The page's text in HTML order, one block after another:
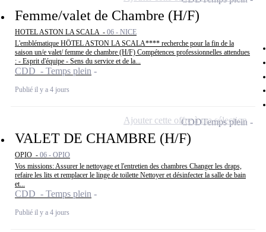
Femme/valet de Chambre (H/F)
HOTEL ASTON LA SCALA - 06 - NICE
L'emblématique HÖTEL ASTON LA SCALA**** recherche pour la fin de la
saison un/e valet/ femme de chambre (H/F) Compétences professionnelles attendues
: - Esprit d'équipe - Sens du service et de la...
CDD - Temps plein
Publié il y a 4 jours
VALET DE CHAMBRE (H/F)
OPIO - 06 - OPIO
Vos missions: Assurer le nettoyage et l'entretien des chambres Changer les draps,
refaire les lits et remplacer le linge de toilette Nettoyer et désinfecter la salle de bain
et...
CDD - Temps plein
Publié il y a 4 jours
CDDTemps plein
Ajouter cette offre à ma sélection